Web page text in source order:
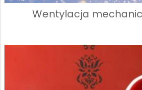
Wentylacja